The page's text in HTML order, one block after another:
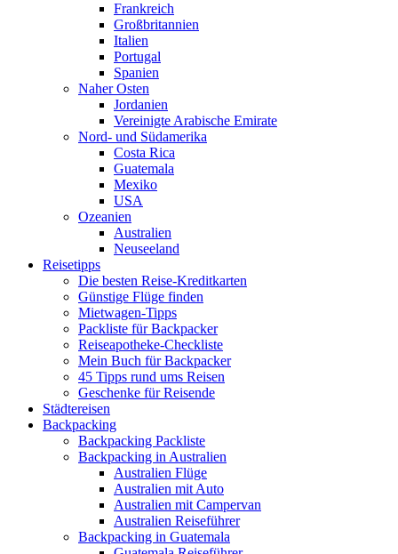
Frankreich
Großbritannien
Italien
Portugal
Spanien
Naher Osten
Jordanien
Vereinigte Arabische Emirate
Nord- und Südamerika
Costa Rica
Guatemala
Mexiko
USA
Ozeanien
Australien
Neuseeland
Reisetipps
Die besten Reise-Kreditkarten
Günstige Flüge finden
Mietwagen-Tipps
Packliste für Backpacker
Reiseapotheke-Checkliste
Mein Buch für Backpacker
45 Tipps rund ums Reisen
Geschenke für Reisende
Städtereisen
Backpacking
Backpacking Packliste
Backpacking in Australien
Australien Flüge
Australien mit Auto
Australien mit Campervan
Australien Reiseführer
Backpacking in Guatemala